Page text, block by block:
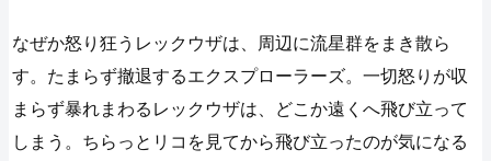
なぜか怒り狂うレックウザは、周辺に流星群をまき散ら
す。たまらず撤退するエクスプローラーズ。一切怒りが収
まらず暴れまわるレックウザは、どこか遠くへ飛び立って
しまう。ちらっとリコを見てから飛び立ったのが気になる